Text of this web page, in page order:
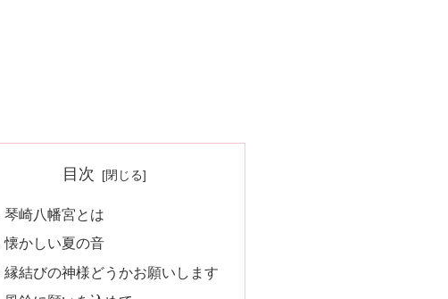
目次
琴崎八幡宮とは
懐かしい夏の音
縁結びの神様どうかお願いします